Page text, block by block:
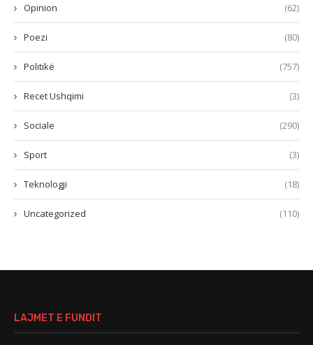
Opinion (62)
Poezi (80)
Politikë (757)
Recet Ushqimi (3)
Sociale (290)
Sport (3)
Teknologji (18)
Uncategorized (110)
LAJMET E FUNDIT